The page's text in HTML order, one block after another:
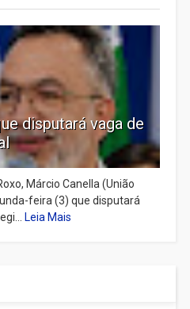
disputará vaga de
Márcio Canella (União
feira (3) que disputará
Leia Mais